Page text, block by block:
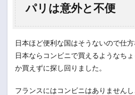
パリは意外と不便
日本ほど便利な国はそうないので仕
日本ならコンビニで買えるようなち
か買えずに探し回りました。
フランスにはコンビニはありません